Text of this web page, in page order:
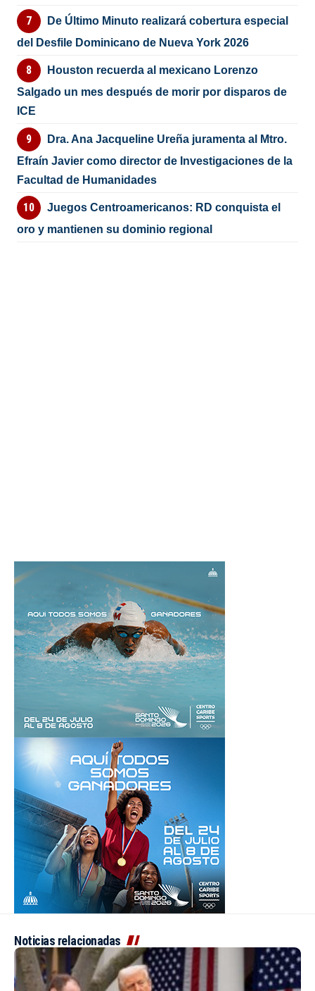
De Último Minuto realizará cobertura especial
del Desfile Dominicano de Nueva York 2026
Houston recuerda al mexicano Lorenzo
Salgado un mes después de morir por disparos de
ICE
Dra. Ana Jacqueline Ureña juramenta al Mtro.
Efraín Javier como director de Investigaciones de la
Facultad de Humanidades
Juegos Centroamericanos: RD conquista el
oro y mantienen su dominio regional
Noticias relacionadas